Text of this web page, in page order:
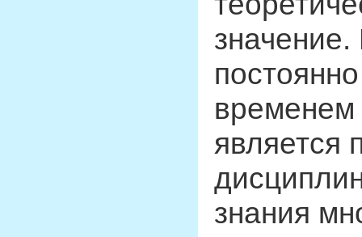
значение.
временем
является
знания